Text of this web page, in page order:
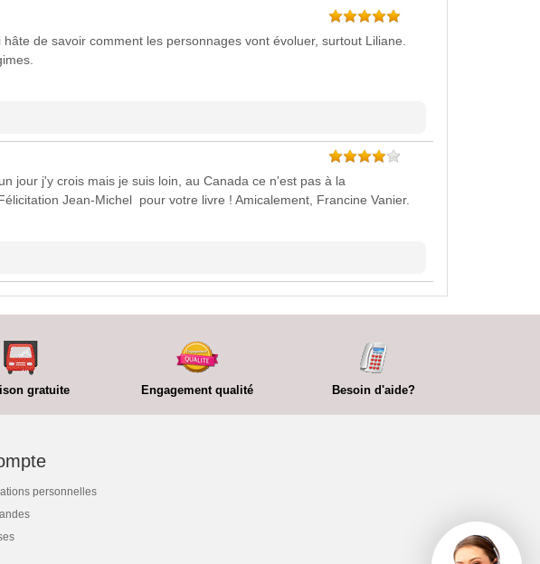
de savoir comment les personnages vont évoluer, surtout Liliane.
jour j'y crois mais je suis loin, au Canada ce n'est pas à la
Jean-Michel pour votre livre ! Amicalement, Francine Vanier.
gratuite Engagement qualité Besoin d'aide?
personnelles